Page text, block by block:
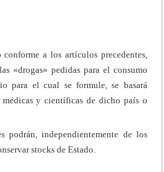
a los artículos precedentes,
«drogas» pedidas para el consumo
para el cual se formule, se basará
médicas y científicas de dicho país o
podrán, independientemente de los
stocks de Estado.